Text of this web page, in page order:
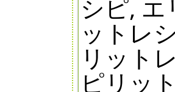
シピ,
ットレ
リット
ピリッ